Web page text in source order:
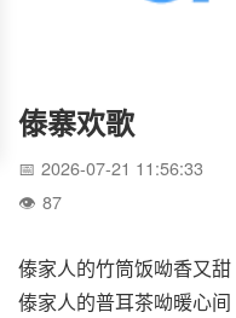
傣寨欢歌
2026-07-21 11:56:33
87
傣家人的竹筒饭呦香又甜
傣家人的普耳茶呦暖心间